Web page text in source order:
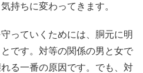
持ちに変わってきます。
っていくためには、胴元に明
です。対等の関係の男と女で
る一番の原因です。でも、対